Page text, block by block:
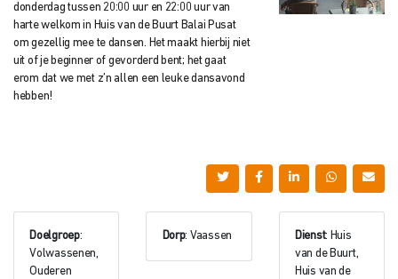
donderdag tussen 20:00 uur en 22:00 uur van
harte welkom in Huis van de Buurt Balai Pusat
om gezellig mee te dansen. Het maakt hierbij niet
uit of je beginner of gevorderd bent; het gaat
erom dat we met z’n allen een leuke dansavond
hebben!
Doelgroep:
Volwassenen,
Ouderen
Dorp: Vaassen Dienst: Huis
van de Buurt,
Huis van de